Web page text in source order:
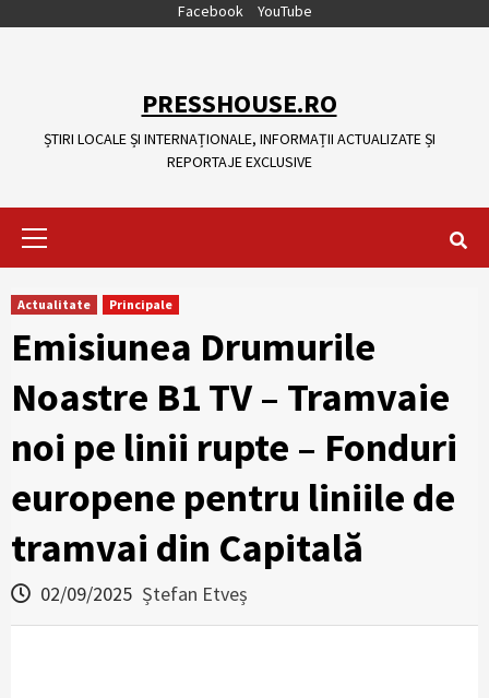
Facebook YouTube
PRESSHOUSE.RO
ȘTIRI LOCALE ȘI INTERNAȚIONALE, INFORMAȚII ACTUALIZATE ȘI
REPORTAJE EXCLUSIVE
Actualitate Principale
Emisiunea Drumurile
Noastre B1 TV – Tramvaie
noi pe linii rupte – Fonduri
europene pentru liniile de
tramvai din Capitală
02/09/2025 Ștefan Etveș